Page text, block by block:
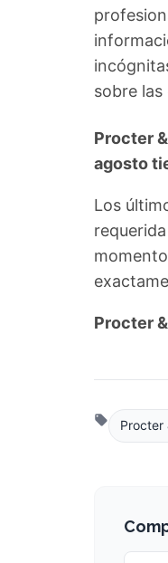
sobre
Procter
agosto
Los
Procter
Procter